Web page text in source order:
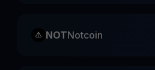
NOTNotcoin